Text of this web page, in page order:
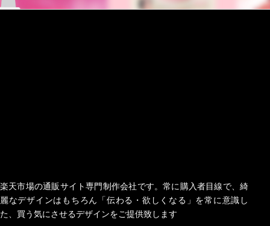
楽天市場の通販サイト専門制作会社です。常に購入者目線で、綺
麗なデザインはもちろん「伝わる・欲しくなる」を常に意識し
た、買う気にさせるデザインをご提供致します